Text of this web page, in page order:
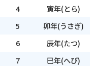
4 寅年(とら)
5 卯年(うさぎ)
6 辰年(たつ)
7 巳年(へび)